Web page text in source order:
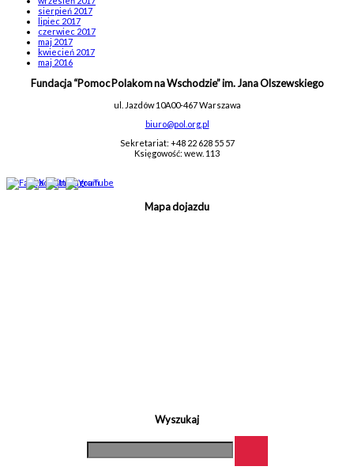
sierpień 2017
lipiec 2017
czerwiec 2017
maj 2017
kwiecień 2017
maj 2016
Fundacja “Pomoc Polakom na Wschodzie” im. Jana Olszewskiego
ul. Jazdów 10A00-467 Warszawa
biuro@pol.org.pl
Sekretariat: +48 22 628 55 57
Księgowość: wew. 113
Mapa dojazdu
Wyszukaj